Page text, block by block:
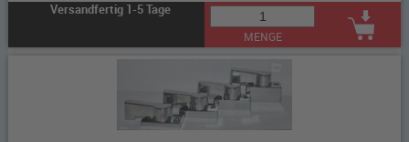
Versandfertig 1-5 Tage
MENGE